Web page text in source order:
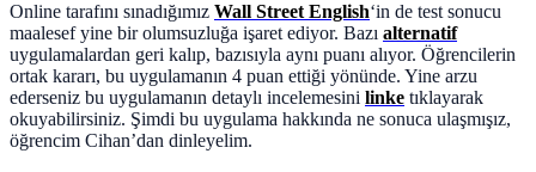
Online tarafını sınadığımız Wall Street English‘in de test sonucu
maalesef yine bir olumsuzluğa işaret ediyor. Bazı alternatif
uygulamalardan geri kalıp, bazısıyla aynı puanı alıyor. Öğrencilerin
ortak kararı, bu uygulamanın 4 puan ettiği yönünde. Yine arzu
ederseniz bu uygulamanın detaylı incelemesini linke tıklayarak
okuyabilirsiniz. Şimdi bu uygulama hakkında ne sonuca ulaşmışız,
öğrencim Cihan’dan dinleyelim.